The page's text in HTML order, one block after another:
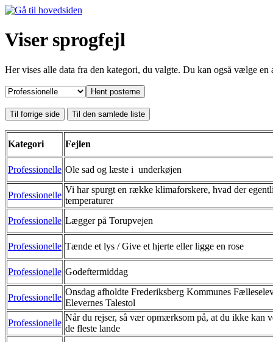
Viser sprogfejl
Her vises alle data fra den kategori, du valgte. Du kan også vælge en
Kategori Fejlen
Professionelle Ole sad og læste i underkøjen
Professionelle
Vi har spurgt en række klimaforskere, hvad der
temperaturer
Professionelle Lægger på Torupvejen
Professionelle Tænde et lys / Give et hjerte eller ligge en rose
Professionelle Godeftermiddag
Professionelle
Onsdag afholdte Frederiksberg Kommunes
Elevernes Talestol
Professionelle
Når du rejser, så vær opmærksom på, at du ikke kan
de fleste lande